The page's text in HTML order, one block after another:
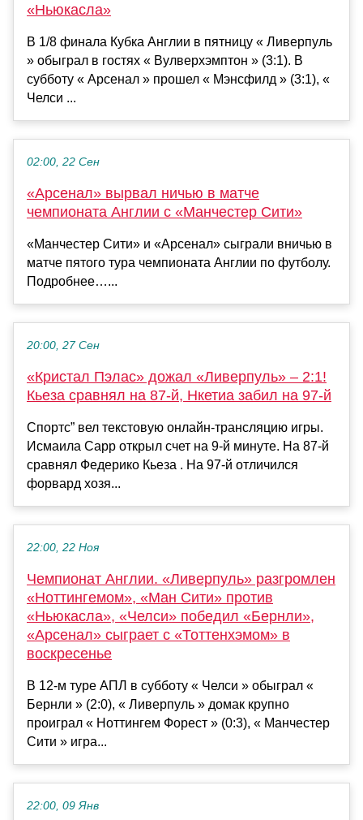
«Ньюкасла»
В 1/8 финала Кубка Англии в пятницу « Ливерпуль
» обыграл в гостях « Вулверхэмптон » (3:1). В
субботу « Арсенал » прошел « Мэнсфилд » (3:1), «
Челси ...
02:00, 22 Сен
«Арсенал» вырвал ничью в матче
чемпионата Англии с «Манчестер Сити»
«Манчестер Сити» и «Арсенал» сыграли вничью в
матче пятого тура чемпионата Англии по футболу.
Подробнее…...
20:00, 27 Сен
«Кристал Пэлас» дожал «Ливерпуль» – 2:1!
Кьеза сравнял на 87-й, Нкетиа забил на 97-й
Спортс” вел текстовую онлайн-трансляцию игры.
Исмаила Сарр открыл счет на 9-й минуте. На 87-й
сравнял Федерико Кьеза . На 97-й отличился
форвард хозя...
22:00, 22 Ноя
Чемпионат Англии. «Ливерпуль» разгромлен
«Ноттингемом», «Ман Сити» против
«Ньюкасла», «Челси» победил «Бернли»,
«Арсенал» сыграет с «Тоттенхэмом» в
воскресенье
В 12-м туре АПЛ в субботу « Челси » обыграл «
Бернли » (2:0), « Ливерпуль » домак крупно
проиграл « Ноттингем Форест » (0:3), « Манчестер
Сити » игра...
22:00, 09 Янв